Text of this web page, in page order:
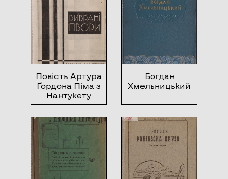
Повість Артура
Ґордона Піма з
Нантукету
Богдан
Хмельницький